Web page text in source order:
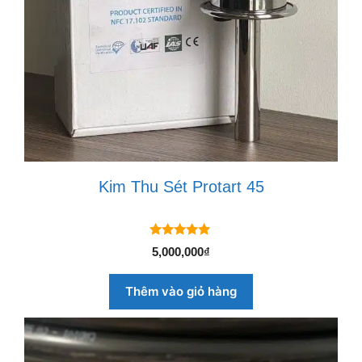
Kim Thu Sét Protart 45
5.00
ngoài 5
5,000,000₫
Thêm vào giỏ hàng